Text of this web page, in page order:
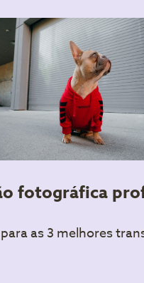
fotográfica
as 3 melhores